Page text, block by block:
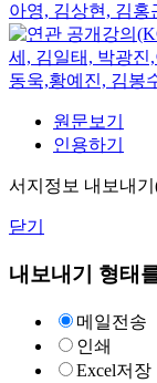
아영, 김상현, 김홍
세, 김일태, 박광진
동욱,황예진, 김봉
원문보기
인용하기
서지정보 내보내기
닫기
내보내기 형태
메일전송
인쇄
Excel저장